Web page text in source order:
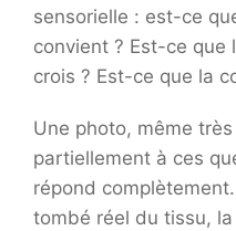
sensorielle : est-ce
convient ? Est-ce que
crois ? Est-ce que la
Une photo, même
partiellement à ces
répond
tombé réel du tissu,